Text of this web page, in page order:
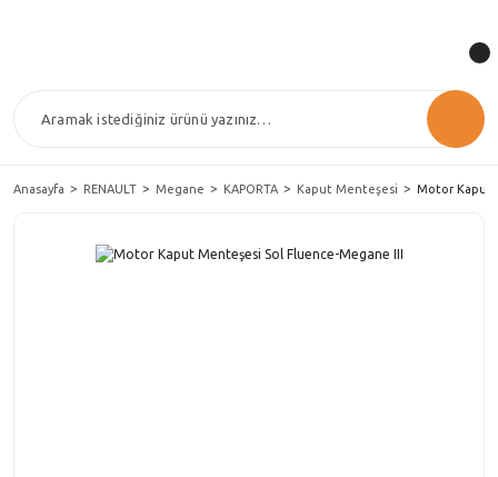
Anasayfa RENAULT Megane KAPORTA Kaput Menteşesi Motor Kaput